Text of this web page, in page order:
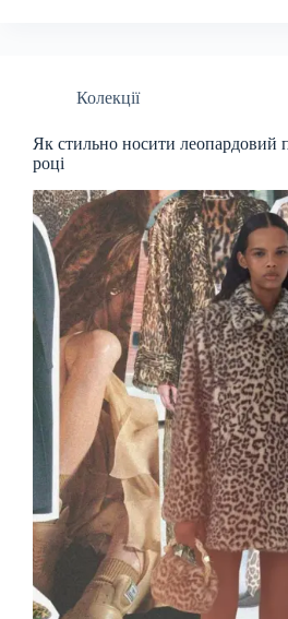
Колекції
Як стильно носити леопардовий
році